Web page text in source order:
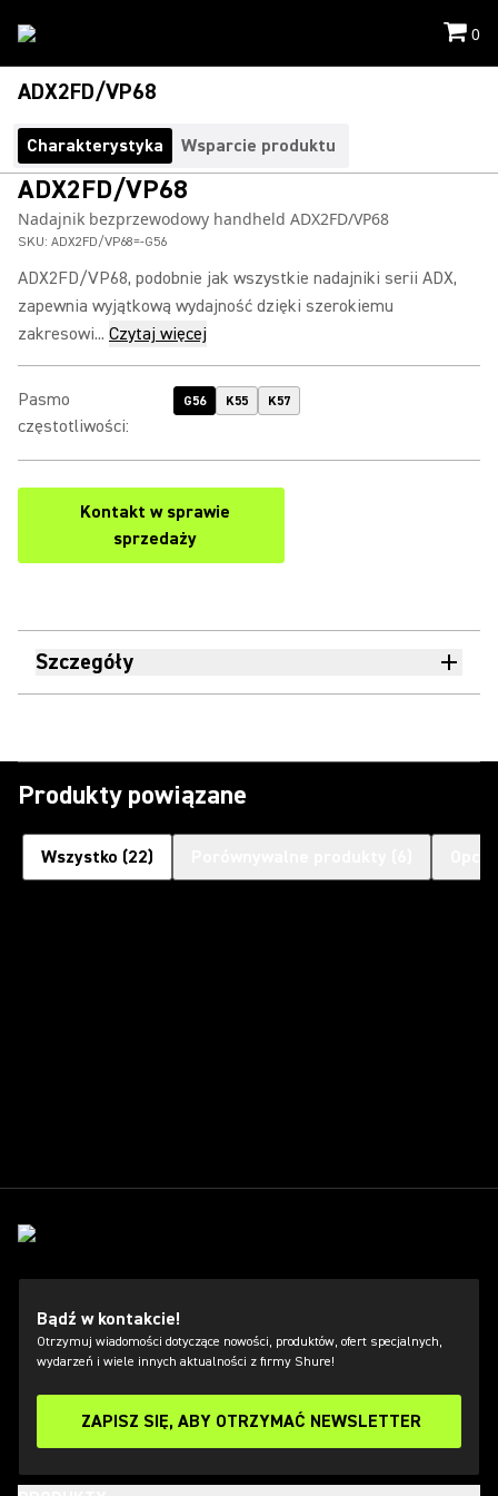
0
ADX2FD/VP68
Charakterystyka Wsparcie produktu
ADX2FD/VP68
Nadajnik bezprzewodowy handheld ADX2FD/VP68
SKU: ADX2FD/VP68=-G56
ADX2FD/VP68, podobnie jak wszystkie nadajniki serii ADX,
zapewnia wyjątkową wydajność dzięki szerokiemu
zakresowi... Czytaj więcej
Pasmo
częstotliwości:
G56 K55 K57
Kontakt w sprawie
sprzedaży
Szczegóły
Produkty powiązane
Wszystko (22)
Bądź w kontakcie!
Otrzymuj wiadomości dotyczące nowości, produktów, ofert specjalnych,
wydarzeń i wiele innych aktualności z firmy Shure!
ZAPISZ SIĘ, ABY OTRZYMAĆ NEWSLETTER